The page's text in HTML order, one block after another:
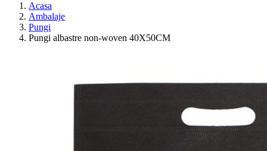
Acasa
Ambalaje
Pungi
Pungi albastre non-woven 40X50CM